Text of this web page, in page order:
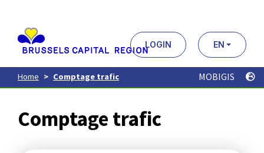
contenu
principal
LOGIN EN
Home Comptage trafic MOBIGIS
Comptage trafic